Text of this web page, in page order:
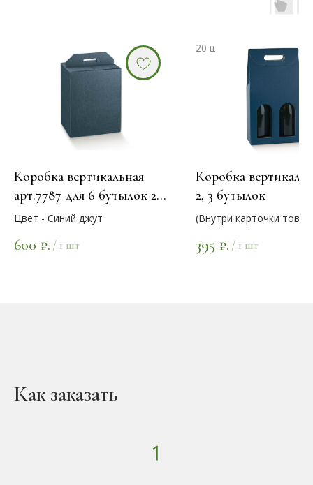
Коробка вертикальная
арт.7787 для 6 бутылок 27
х 18 х 34 см.
Цвет - Синий джут
600 ₽. / 1 шт
Коробка
2, 3 бутылок
(Внутри карточки
395 ₽. / 1 шт
Как заказать